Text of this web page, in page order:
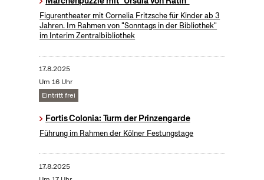
Figurentheater mit Cornelia Fritzsche für Kinder ab 3
Jahren. Im Rahmen von "Sonntags in der Bibliothek"
im Interim Zentralbibliothek
17.8.2025
Um 16 Uhr
Eintritt frei
Fortis Colonia: Turm der Prinzengarde
Führung im Rahmen der Kölner Festungstage
17.8.2025